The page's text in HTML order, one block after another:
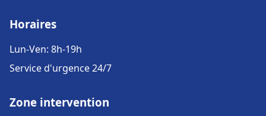
Horaires
Lun-Ven: 8h-19h
Service d'urgence 24/7
Zone intervention